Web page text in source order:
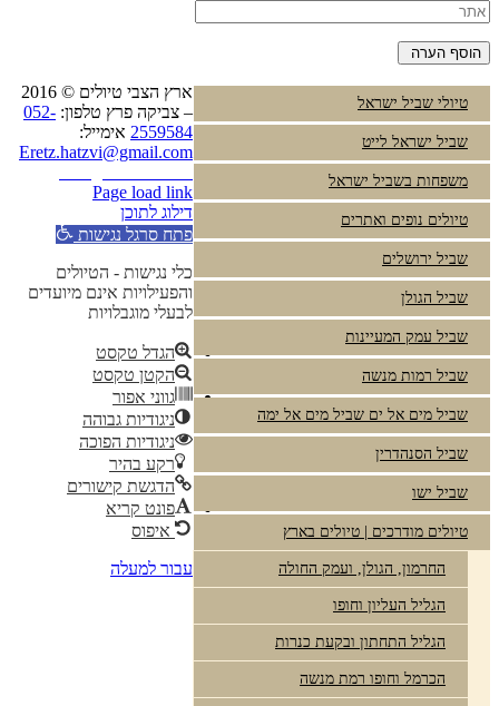
טיולי שביל ישראל
שביל ישראל לייט
משפחות בשביל ישראל
טיולים נופים ואתרים
שביל ירושלים
שביל הגולן
שביל עמק המעיינות
שביל רמות מנשה
שביל מים אל ים שביל מים אל ימה
שביל הסנהדרין
שביל ישו
טיולים מודרכים | טיולים בארץ
החרמון, הגולן, ועמק החולה
הגליל העליון וחופו
הגליל התחתון ובקעת כנרות
הכרמל וחופו רמת מנשה
ארץ הצבי טיולים © 2016
– צביקה פרץ טלפון: 052-
2559584 אימייל:
Eretz.hatzvi@gmail.com
Page load link
דילוג לתוכן
פתח סרגל נגישות
כלי נגישות - הטיולים
והפעילויות אינם מיועדים
לבעלי מוגבלויות
הגדל טקסט
הקטן טקסט
גווני אפור
ניגודיות גבוהה
ניגודיות הפוכה
רקע בהיר
הדגשת קישורים
פונט קריא
איפוס
עבור למעלה